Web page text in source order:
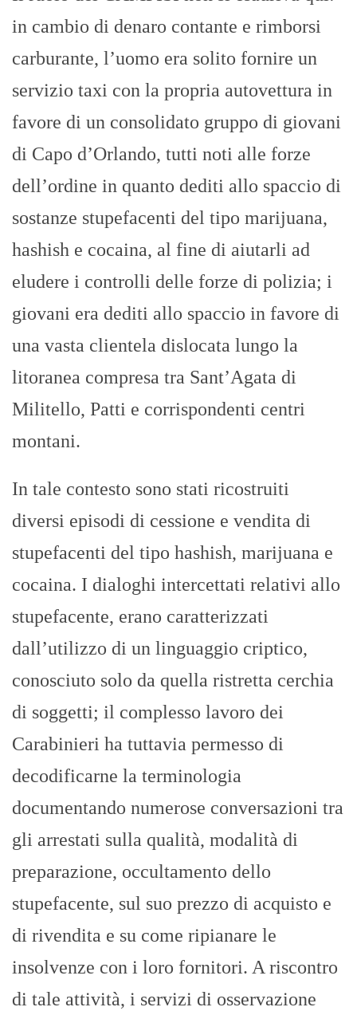
in cambio di denaro contante e rimborsi
carburante, l’uomo era solito fornire un
servizio taxi con la propria autovettura in
favore di un consolidato gruppo di giovani
di Capo d’Orlando, tutti noti alle forze
dell’ordine in quanto dediti allo spaccio di
sostanze stupefacenti del tipo marijuana,
hashish e cocaina, al fine di aiutarli ad
eludere i controlli delle forze di polizia; i
giovani era dediti allo spaccio in favore di
una vasta clientela dislocata lungo la
litoranea compresa tra Sant’Agata di
Militello, Patti e corrispondenti centri
montani.
In tale contesto sono stati ricostruiti
diversi episodi di cessione e vendita di
stupefacenti del tipo hashish, marijuana e
cocaina. I dialoghi intercettati relativi allo
stupefacente, erano caratterizzati
dall’utilizzo di un linguaggio criptico,
conosciuto solo da quella ristretta cerchia
di soggetti; il complesso lavoro dei
Carabinieri ha tuttavia permesso di
decodificarne la terminologia
documentando numerose conversazioni tra
gli arrestati sulla qualità, modalità di
preparazione, occultamento dello
stupefacente, sul suo prezzo di acquisto e
di rivendita e su come ripianare le
insolvenze con i loro fornitori. A riscontro
di tale attività, i servizi di osservazione